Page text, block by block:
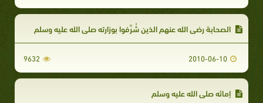
الصحابة رضي الله عنهم الذين شُرِّفوا بوزارته صلى الله عليه وسلم
2010-06-10
9632
إمائه صلى الله عليه وسلم